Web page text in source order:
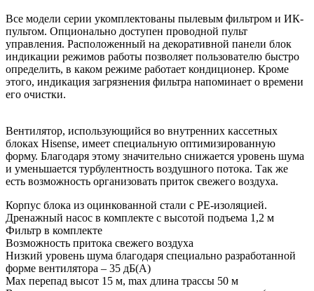
Все модели серии укомплектованы пылевым фильтром и ИК-
пультом. Опционально доступен проводной пульт
управления. Расположенный на декоративной панели блок
индикации режимов работы позволяет пользователю быстро
определить, в каком режиме работает кондиционер. Кроме
этого, индикация загрязнения фильтра напоминает о времени
его очистки.
Вентилятор, использующийся во внутренних кассетных
блоках Hisense, имеет специальную оптимизированную
форму. Благодаря этому значительно снижается уровень шума
и уменьшается турбулентность воздушного потока. Так же
есть возможность организовать приток свежего воздуха.
Корпус блока из оцинкованной стали с PE-изоляцией.
Дренажный насос в комплекте с высотой подъема 1,2 м
Фильтр в комплекте
Возможность притока свежего воздуха
Низкий уровень шума благодаря специально разработанной
форме вентилятора – 35 дБ(А)
Max перепад высот 15 м, max длина трассы 50 м